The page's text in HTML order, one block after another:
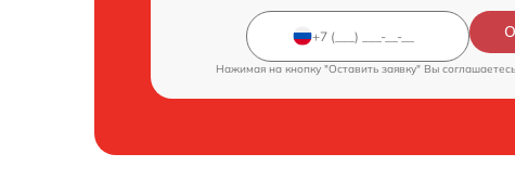
Нажимая на кнопку "Оставить заявку" Вы